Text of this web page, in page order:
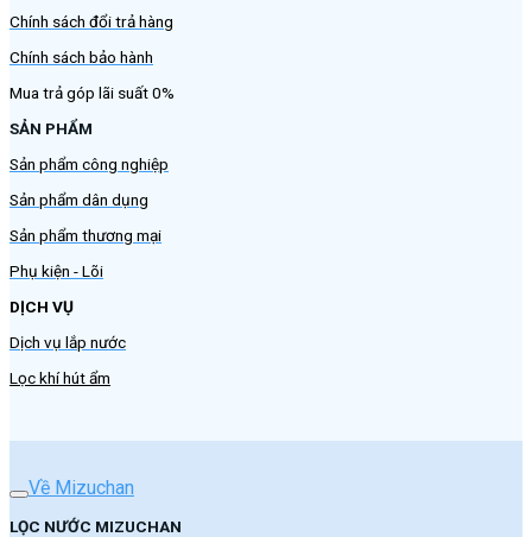
Chính sách đổi trả hàng
Chính sách bảo hành
Mua trả góp lãi suất 0%
SẢN PHẨM
Sản phẩm công nghiệp
Sản phẩm dân dụng
Sản phẩm thương mại
Phụ kiện - Lõi
DỊCH VỤ
Dịch vụ lắp nước
Lọc khí hút ẩm
Về Mizuchan
LỌC NƯỚC MIZUCHAN